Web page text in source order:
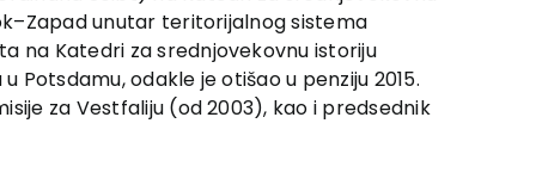
unutar teritorijalnog sistema
na Katedri za srednjovekovnu istoriju
Potsdamu, odakle je otišao u penziju 2015.
za Vestfaliju (od 2003), kao i predsednik